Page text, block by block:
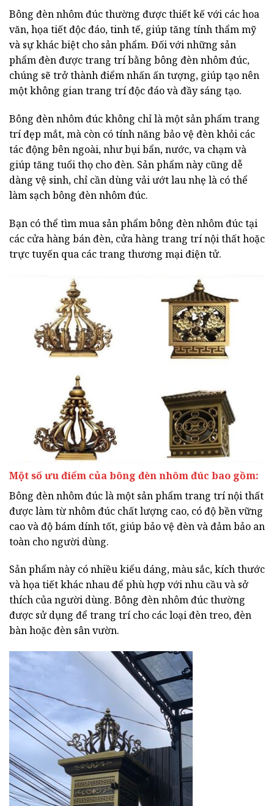
Bông đèn nhôm đúc thường được thiết kế với các hoa
văn, họa tiết độc đáo, tinh tế, giúp tăng tính thẩm mỹ
và sự khác biệt cho sản phẩm. Đối với những sản
phẩm đèn được trang trí bằng bông đèn nhôm đúc,
chúng sẽ trở thành điểm nhấn ấn tượng, giúp tạo nên
một không gian trang trí độc đáo và đầy sáng tạo.
Bông đèn nhôm đúc không chỉ là một sản phẩm trang
trí đẹp mắt, mà còn có tính năng bảo vệ đèn khỏi các
tác động bên ngoài, như bụi bẩn, nước, va chạm và
giúp tăng tuổi thọ cho đèn. Sản phẩm này cũng dễ
dàng vệ sinh, chỉ cần dùng vải ướt lau nhẹ là có thể
làm sạch bông đèn nhôm đúc.
Bạn có thể tìm mua sản phẩm bông đèn nhôm đúc tại
các cửa hàng bán đèn, cửa hàng trang trí nội thất hoặc
trực tuyến qua các trang thương mại điện tử.
Một số ưu điểm của bông đèn nhôm đúc bao gồm:
Bông đèn nhôm đúc là một sản phẩm trang trí nội thất
được làm từ nhôm đúc chất lượng cao, có độ bền vững
cao và độ bám dính tốt, giúp bảo vệ đèn và đảm bảo an
toàn cho người dùng.
Sản phẩm này có nhiều kiểu dáng, màu sắc, kích thước
và họa tiết khác nhau để phù hợp với nhu cầu và sở
thích của người dùng. Bông đèn nhôm đúc thường
được sử dụng để trang trí cho các loại đèn treo, đèn
bàn hoặc đèn sân vườn.